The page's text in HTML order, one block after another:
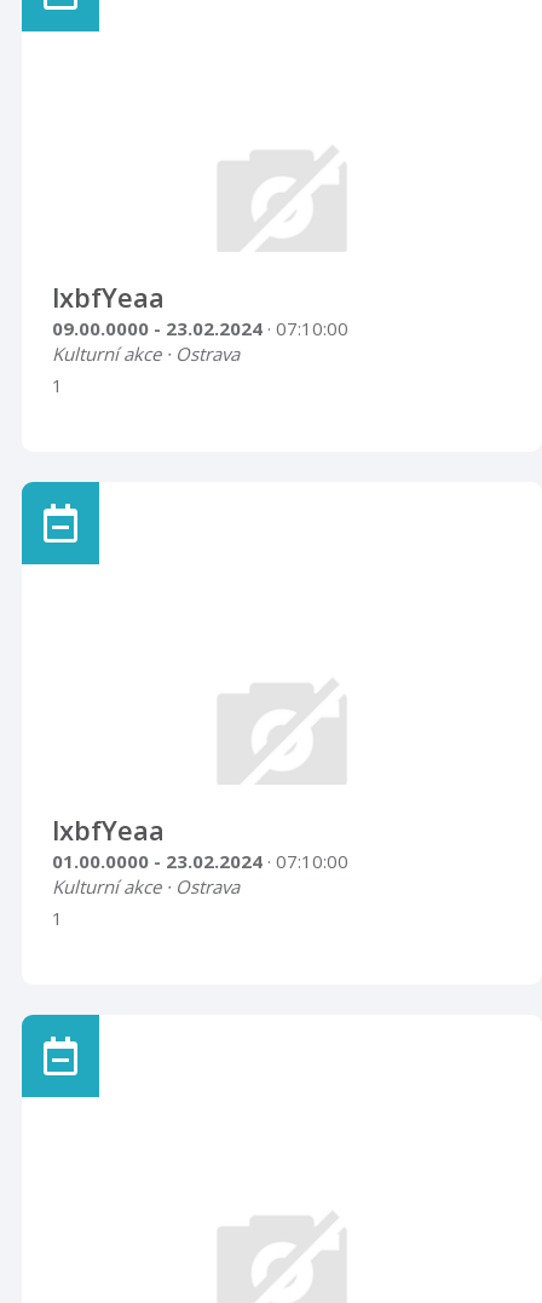
lxbfYeaa
09.00.0000 - 23.02.2024 · 07:10:00
Kulturní akce · Ostrava
1
lxbfYeaa
01.00.0000 - 23.02.2024 · 07:10:00
Kulturní akce · Ostrava
1